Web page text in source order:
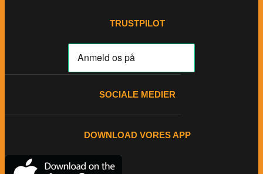
TRUSTPILOT
SOCIALE MEDIER
DOWNLOAD VORES APP